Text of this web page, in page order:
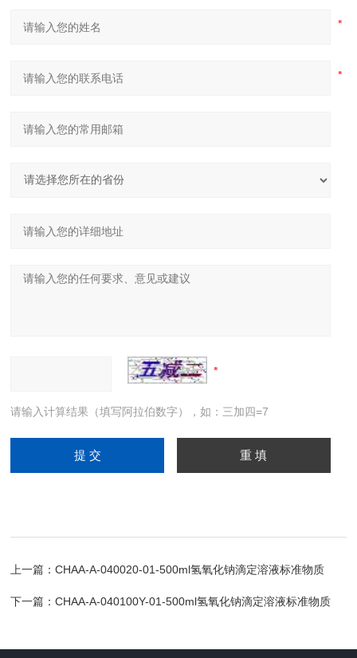
请输入计算结果（填写阿拉伯数字），如：三加四=7
上一篇：CHAA-A-040020-01-500ml氢氧化钠滴定溶液标准物质
下一篇：CHAA-A-040100Y-01-500ml氢氧化钠滴定溶液标准物质